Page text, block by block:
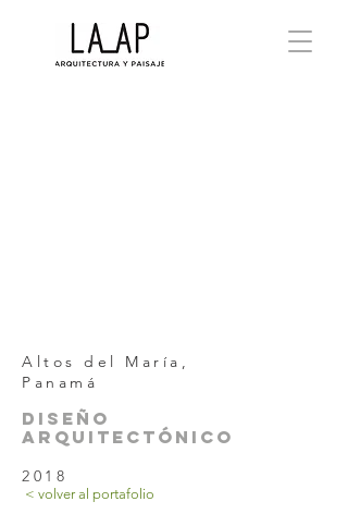
Altos del María,
Panamá
Diseño
arquitectÓnico
2018
< volver al portafolio